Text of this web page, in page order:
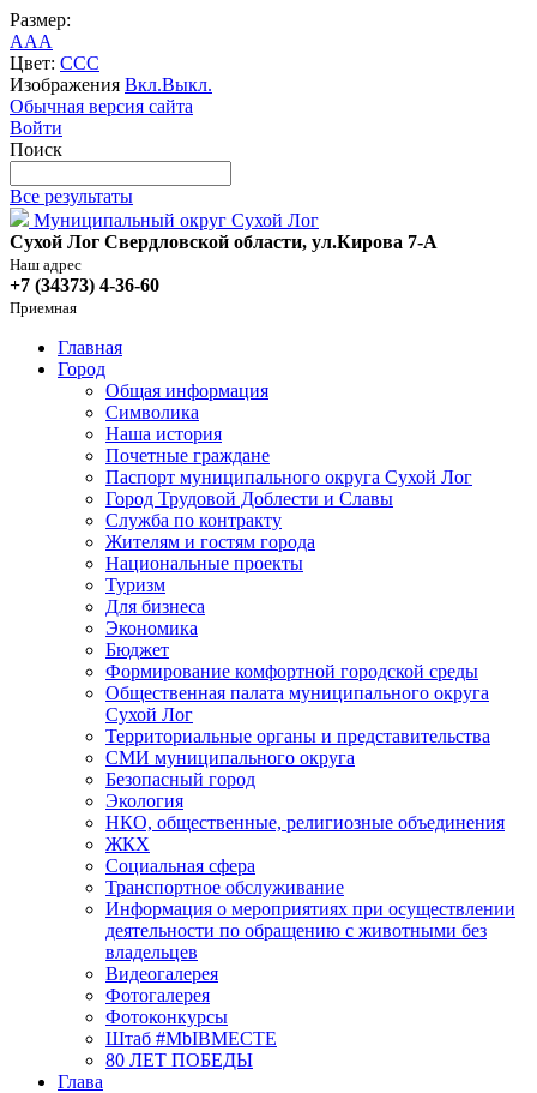
Размер:
AAA
Цвет: CCC
Изображения Вкл.Выкл.
Обычная версия сайта
Войти
Поиск
Все результаты
Муниципальный округ Сухой Лог
Сухой Лог Свердловской области, ул.Кирова 7-А
Наш адрес
+7 (34373) 4-36-60
Приемная
Главная
Город
Общая информация
Символика
Наша история
Почетные граждане
Паспорт муниципального округа Сухой Лог
Город Трудовой Доблести и Славы
Служба по контракту
Жителям и гостям города
Национальные проекты
Туризм
Для бизнеса
Экономика
Бюджет
Формирование комфортной городской среды
Общественная палата муниципального округа
Сухой Лог
Территориальные органы и представительства
СМИ муниципального округа
Безопасный город
Экология
НКО, общественные, религиозные объединения
ЖКХ
Социальная сфера
Транспортное обслуживание
Информация о мероприятиях при осуществлении
деятельности по обращению с животными без
владельцев
Видеогалерея
Фотогалерея
Фотоконкурсы
Штаб #MbIBMECTE
80 ЛЕТ ПОБЕДЫ
Глава